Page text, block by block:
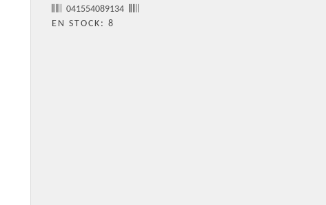
041554089134
EN STOCK: 8